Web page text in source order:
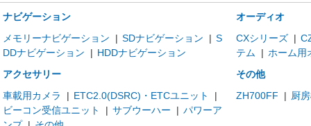
ナビゲーション
メモリーナビゲーション
| SDナビゲーション | S
DDナビゲーション
| HDDナビゲーション
オーディオ
CXシリーズ |
テム
| ホーム用
アクセサリー
車載用カメラ
| ETC2.0(DSRC)・ETCユニット
|
ビーコン受信ユニット
| サブウーハー | パワーア
その他
ZH700FF
| 厨